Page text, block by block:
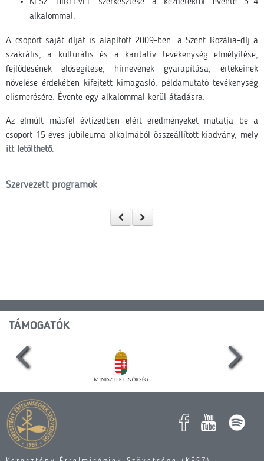
alkalommal.
A csoport saját díjat is alapított 2009-ben: a Szent Rozália-díj a
szakrális, a kulturális és a karitatív tevékenység elmélyítése,
fejlődésének elősegítése, hírnevének gyarapítása, értékeinek
növelése érdekében kifejtett kimagasló, példamutató tevékenység
elismerésére. Évente egy alkalommal kerül átadásra.
Az elmúlt másfél évtizedben elért eredményeket mutatja be a
csoport 15 éves jubileuma alkalmából összeállított kiadvány, mely
itt letölthető.
Szervezett programok
TÁMOGATÓK